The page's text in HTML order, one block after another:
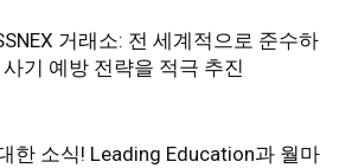
거래소: 전 세계적으로 준수하
사기 예방 전략을 적극 추진
한 소식! Leading Education과 월마